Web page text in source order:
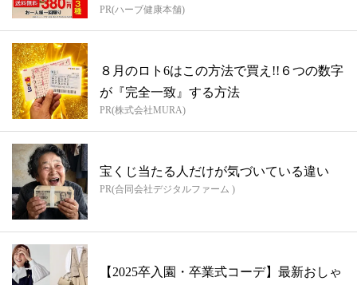
PR(ハーブ健康本舗)
８月のロト6はこの方法で買え!!６つの数字
が『完全一致』する方法
PR(株式会社MURA)
宝くじ当たる人だけが気づいている違い
PR(合同会社デジタルファーム )
【2025卒入園・卒業式コーデ】最新おしゃ